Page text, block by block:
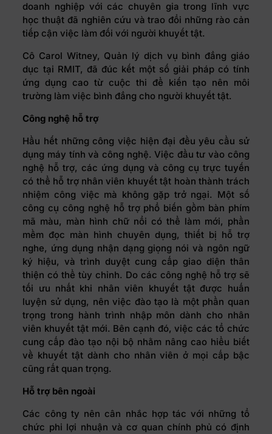
doanh nghiệp với các chuyên gia trong lĩnh vực
học thuật đã nghiên cứu và trao đổi những rào cản
tiếp cận việc làm đối với người khuyết tật.
Cô Carol Witney, Quản lý dịch vụ bình đẳng giáo
dục tại RMIT, đã đúc kết một số giải pháp có tính
ứng dụng cao từ cuộc thi để kiến tạo nên môi
trường làm việc bình đẳng cho người khuyết tật.
Công nghệ hỗ trợ
Hầu hết những công việc hiện đại đều yêu cầu sử
dụng máy tính và công nghệ. Việc đầu tư vào công
nghệ hỗ trợ, các ứng dụng và công cụ trực tuyến
có thể hỗ trợ nhân viên khuyết tật hoàn thành trách
nhiệm công việc mà không gặp trở ngại. Một số
công cụ công nghệ hỗ trợ phổ biến gồm bàn phím
mã màu, màn hình chữ nổi có thể làm mới, phần
mềm đọc màn hình chuyên dụng, thiết bị hỗ trợ
nghe, ứng dụng nhận dạng giọng nói và ngôn ngữ
ký hiệu, và trình duyệt cung cấp giao diện thân
thiện có thể tùy chỉnh. Do các công nghệ hỗ trợ sẽ
tối ưu nhất khi nhân viên khuyết tật được huấn
luyện sử dụng, nên việc đào tạo là một phần quan
trọng trong hành trình nhập môn dành cho nhân
viên khuyết tật mới. Bên cạnh đó, việc các tổ chức
cung cấp đào tạo nội bộ nhằm nâng cao hiểu biết
về khuyết tật dành cho nhân viên ở mọi cấp bậc
cũng rất quan trọng.
Hỗ trợ bên ngoài
Các công ty nên cân nhắc hợp tác với những tổ
chức phi lợi nhuận và cơ quan chính phủ có định